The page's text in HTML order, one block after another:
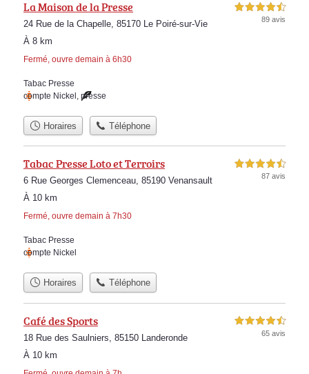
La Maison de la Presse
24 Rue de la Chapelle, 85170 Le Poiré-sur-Vie
À 8 km
Fermé, ouvre demain à 6h30
4,5 étoiles sur 5
89 avis
Tabac Presse
compte Nickel, presse
Horaires Téléphone
Tabac Presse Loto et Terroirs
6 Rue Georges Clemenceau, 85190 Venansault
À 10 km
Fermé, ouvre demain à 7h30
4,5 étoiles sur 5
87 avis
Tabac Presse
compte Nickel
Horaires Téléphone
Café des Sports
18 Rue des Saulniers, 85150 Landeronde
À 10 km
4,5 étoiles sur 5
65 avis